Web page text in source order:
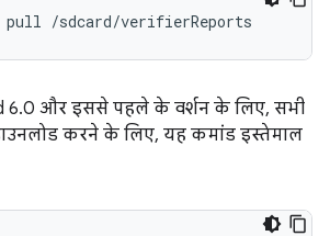
pull
6.0 और इससे पहले के वर्शन के लिए, सभी
डाउनलोड करने के लिए, यह कमांड इस्तेमाल